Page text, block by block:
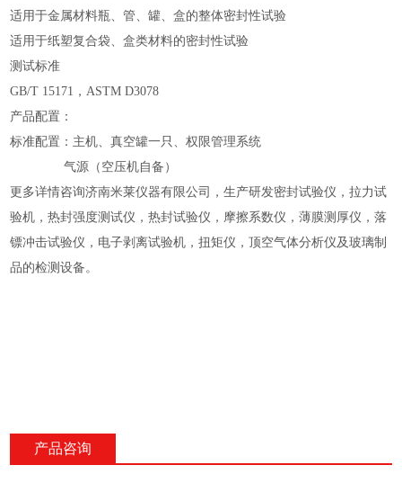
适用于金属材料瓶、管、罐、盒的整体密封性试验
适用于纸塑复合袋、盒类材料的密封性试验
测试标准
GB/T 15171，ASTM D3078
产品配置：
标准配置：主机、真空罐一只 、权限管理系统
气源（空压机自备）
更多详情咨询济南米莱仪器有限公司，生产研发密封试验仪，拉力试
验机，热封强度测试仪，热封试验仪，摩擦系数仪，薄膜测厚仪，落
镖冲击试验仪，电子剥离试验机，扭矩仪，顶空气体分析仪及玻璃制
品的检测设备。
产品咨询